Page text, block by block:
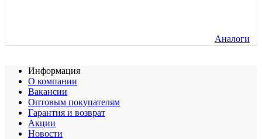
Аналоги
Информация
О компании
Вакансии
Оптовым покупателям
Гарантия и возврат
Акции
Новости